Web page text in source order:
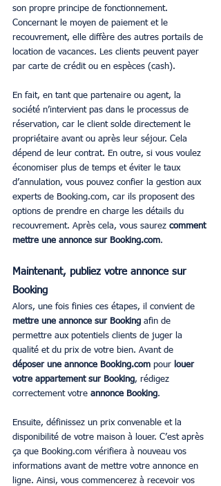
son propre principe de fonctionnement.
Concernant le moyen de paiement et le
recouvrement, elle diffère des autres portails de
location de vacances. Les clients peuvent payer
par carte de crédit ou en espèces (cash).
En fait, en tant que partenaire ou agent, la
société n’intervient pas dans le processus de
réservation, car le client solde directement le
propriétaire avant ou après leur séjour. Cela
dépend de leur contrat. En outre, si vous voulez
économiser plus de temps et éviter le taux
d’annulation, vous pouvez confier la gestion aux
experts de Booking.com, car ils proposent des
options de prendre en charge les détails du
recouvrement. Après cela, vous saurez comment
mettre une annonce sur Booking.com.
Maintenant, publiez votre annonce sur
Booking
Alors, une fois finies ces étapes, il convient de
mettre une annonce sur Booking afin de
permettre aux potentiels clients de juger la
qualité et du prix de votre bien. Avant de
déposer une annonce Booking.com pour louer
votre appartement sur Booking, rédigez
correctement votre annonce Booking.
Ensuite, définissez un prix convenable et la
disponibilité de votre maison à louer. C’est après
ça que Booking.com vérifiera à nouveau vos
informations avant de mettre votre annonce en
ligne. Ainsi, vous commencerez à recevoir vos